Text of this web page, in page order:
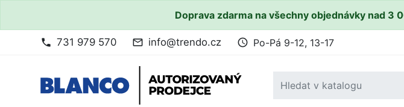
Doprava zdarma na všechny objednávky nad 3
phone 731 979 570 mail_outline info@trendo.cz access_time Po-Pá 9-12, 13-17